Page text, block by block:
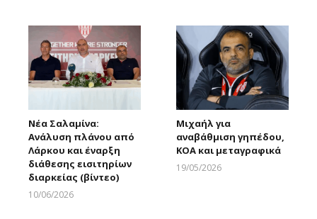
Νέα Σαλαμίνα:
Ανάλυση πλάνου από
Λάρκου και έναρξη
διάθεσης εισιτηρίων
διαρκείας (βίντεο)
10/06/2026
Μιχαήλ για
αναβάθμιση γηπέδου,
ΚΟΑ και μεταγραφικά
19/05/2026